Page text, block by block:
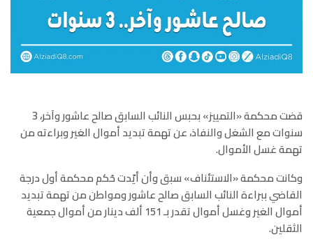
قضت محكمة «التمييز» بحبس النائب السابق صالح عاشور وآخر، 3
سنوات مع الشغل والنفاذ، عن تهمة تبديد أموال الغير وبراءته من
تهمة غسل الأموال.
وكانت محكمة «الاستئناف» سبق وأن أيّدت حُكم محكمة أول درجة
القاضي ببراءة النائب السابق صالح عاشور ومواطن من تهمة تبديد
أموال الغير وغسل أموال تقدر بـ 151 ألف دينار من أموال جمعية
الثقلين.